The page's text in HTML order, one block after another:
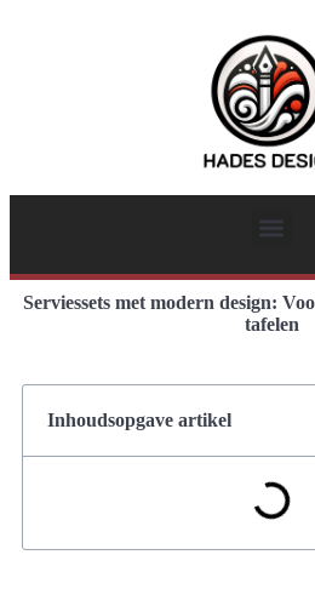
Serviessets met modern design:
tafelen
Inhoudsopgave artikel